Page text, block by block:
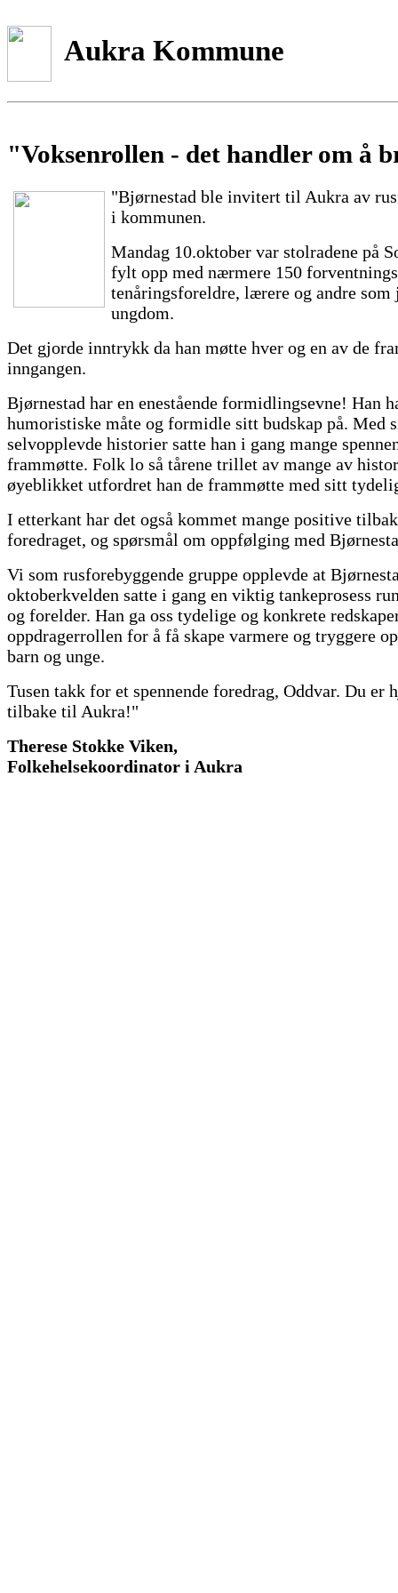
Aukra Kommune
"Voksenrollen - det handler om å
"Bjørnestad ble invitert til Aukra av
i kommunen.
Mandag 10.oktober var stolradene på
fylt opp med nærmere 150
tenåringsforeldre, lærere og andre som
ungdom.
Det gjorde inntrykk da han møtte hver og en av de
inngangen.
Bjørnestad har en enestående formidlingsevne! Han
humoristiske måte og formidle sitt budskap på. Med
selvopplevde historier satte han i gang mange
frammøtte. Folk lo så tårene trillet av mange av
øyeblikket utfordret han de frammøtte med sitt
I etterkant har det også kommet mange positive
foredraget, og spørsmål om oppfølging med
Vi som rusforebyggende gruppe opplevde at
oktoberkvelden satte i gang en viktig tankeprosess
og forelder. Han ga oss tydelige og konkrete
oppdragerrollen for å få skape varmere og tryggere
barn og unge.
Tusen takk for et spennende foredrag, Oddvar. Du er
tilbake til Aukra!"
Therese Stokke Viken,
Folkehelsekoordinator i Aukra